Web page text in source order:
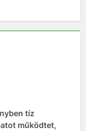
tíz
működtet,